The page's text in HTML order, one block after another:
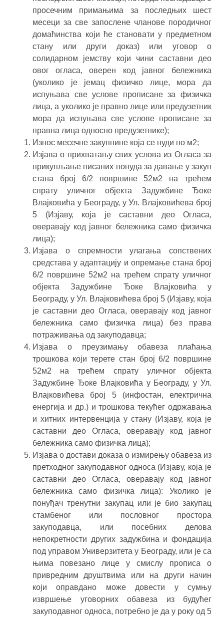
просечним примањима за последњих шест
месеци за све запослене чланове породичног
домаћинства који ће становати у предметном
стану или други доказ) или уговор о
солидарном јемству који чини саставни део
овог огласа, оверен код јавног бележника
(уколико је јемац физичко лице, мора да
испуњава све услове прописане за физичка
лица, а уколико је правно лице или предузетник
мора да испуњава све услове прописане за
правна лица односно предузетнике);
Износ месечне закупнине која се нуди по м2;
Изјава о прихватању свих услова из Огласа за
прикупљање писаних понуда за давање у закуп
стана број 6/2 површине 52м2 на трећем
спрату уличног објекта Задужбине Ђоке
Влајковића у Београду, у Ул. Влајковићева број
5 (Изјаву, која је саставни део Огласа,
оверавају код јавног бележника само физичка
лица);
Изјава о спремности улагања сопствених
средстава у адаптацију и опремање стана број
6/2 површине 52м2 на трећем спрату уличног
објекта Задужбине Ђоке Влајковића у
Београду, у Ул. Влајковићева број 5 (Изјаву, која
је саставни део Огласа, оверавају код јавног
бележника само физичка лица) без права
потраживања од закуподавца;
Изјава о преузимању обавеза плаћања
трошкова који терете стан број 6/2 површине
52м2 на трећем спрату уличног објекта
Задужбине Ђоке Влајковића у Београду, у Ул.
Влајковићева број 5 (инфостан, електрична
енергија и др.) и трошкова текућег одржавања
и хитних интервенција у стану (Изјаву, која је
саставни део Огласа, оверавају код јавног
бележника само физичка лица);
Изјава о достави доказа о измирењу обавеза из
претходног закуподавног односа (Изјаву, која је
саставни део Огласа, оверавају код јавног
бележника само физичка лица): Уколико је
понуђач тренутни закупац или је био закупац
стамбеног или пословног простора
закуподавца, или посебних делова
непокретности других задужбина и фондација
под управом Универзитета у Београду, или је са
њима повезано лице у смислу прописа о
привредним друштвима или на други начин
који оправдано може довести у сумњу
извршење уговорних обавеза из будућег
закуподавног односа, потребно је да у року од 5